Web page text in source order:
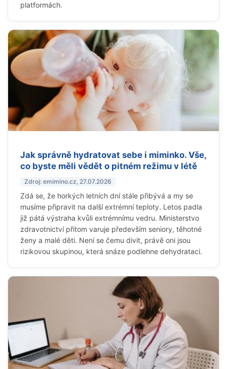
platformách.
Jak správně hydratovat sebe i miminko. Vše,
co byste měli vědět o pitném režimu v létě
Zdroj: emimino.cz, 27.07.2026
Zdá se, že horkých letních dní stále přibývá a my se
musíme připravit na další extrémní teploty. Letos padla
již pátá výstraha kvůli extrémnímu vedru. Ministerstvo
zdravotnictví přitom varuje především seniory, těhotné
ženy a malé děti. Není se čemu divit, právě oni jsou
rizikovou skupinou, která snáze podlehne dehydrataci.